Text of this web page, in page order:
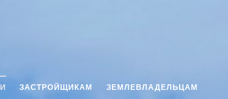
ЗАСТРОЙЩИКАМ ЗЕМЛЕВЛАДЕЛЬЦАМ